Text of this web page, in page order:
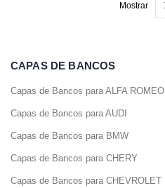
Mostrar
CAPAS DE BANCOS
Capas de Bancos para ALFA ROMEO
Capas de Bancos para AUDI
Capas de Bancos para BMW
Capas de Bancos para CHERY
Capas de Bancos para CHEVROLET